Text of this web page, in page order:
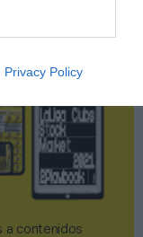
Privacy Policy
a contenidos